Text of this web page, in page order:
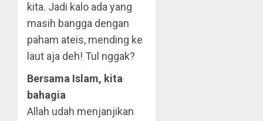
kita. Jadi kalo ada yang
masih bangga dengan
paham ateis, mending ke
laut aja deh! Tul nggak?
Bersama Islam, kita
bahagia
Allah udah menjanjikan